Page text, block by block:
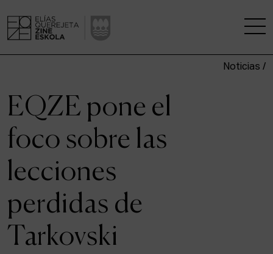
CENTRO DE INVESTIGACIÓN
ESTUDIOS
KINOFABRIKA
COMUNIDAD
LA CASA DEL CINE
Noticias /
EQZE pone el
foco sobre las
lecciones
perdidas de
Tarkovski